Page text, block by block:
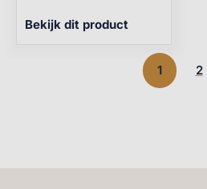
Bekijk dit product
1 2